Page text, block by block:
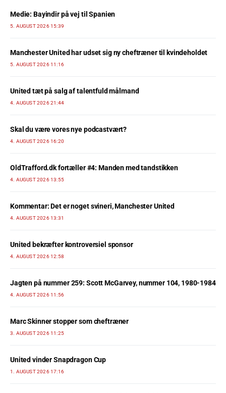
Medie: Bayindir på vej til Spanien
5. AUGUST 2026 15:39
Manchester United har udset sig ny cheftræner til kvindeholdet
5. AUGUST 2026 11:16
United tæt på salg af talentfuld målmand
4. AUGUST 2026 21:44
Skal du være vores nye podcastvært?
4. AUGUST 2026 16:20
OldTrafford.dk fortæller #4: Manden med tandstikken
4. AUGUST 2026 13:55
Kommentar: Det er noget svineri, Manchester United
4. AUGUST 2026 13:31
United bekræfter kontroversiel sponsor
4. AUGUST 2026 12:58
Jagten på nummer 259: Scott McGarvey, nummer 104, 1980-1984
4. AUGUST 2026 11:56
Marc Skinner stopper som cheftræner
3. AUGUST 2026 11:25
United vinder Snapdragon Cup
1. AUGUST 2026 17:16